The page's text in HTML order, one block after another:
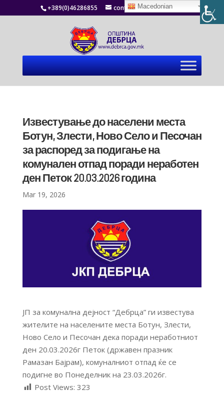
+389(0)46286855 contact@debrca.gov.mk
Известување до населени места
Ботун, Злести, Ново Село и Песочан
за распоред за подигање на
комунален отпад поради неработен
ден Петок 20.03.2026 година
Mar 19, 2026
ЈП за комунална дејност “Дебрца” ги известува
жителите на населените места Ботун, Злести,
Ново Село и Песочан дека поради неработниот
ден 20.03.2026г Петок (државен празник
Рамазан Бајрам), комуналниот отпад ќе се
подигне во Понеделник на 23.03.2026г.
Post Views: 323
Macedonian